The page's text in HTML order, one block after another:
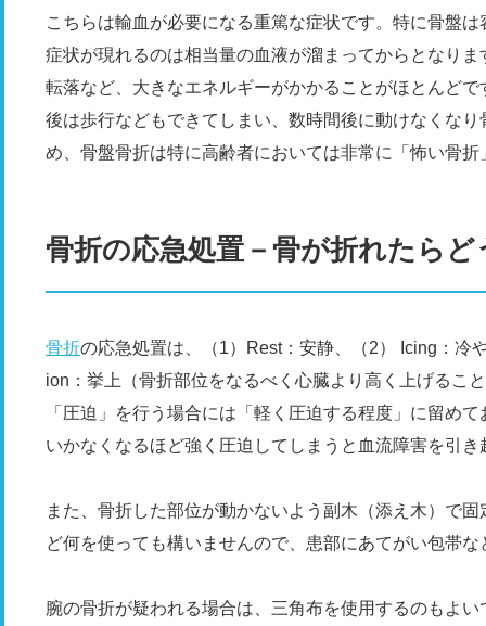
こちらは輸血が必要になる重篤な症状です。特に骨盤
症状が現れるのは相当量の血液が溜まってからとなり
転落など、大きなエネルギーがかかることがほとんど
後は歩行などもできてしまい、数時間後に動けなくな
め、骨盤骨折は特に高齢者においては非常に「怖い骨折
骨折の応急処置－骨が折れたら
骨折の応急処置は、（1）Rest：安静、（2） Icing：冷
ion：挙上（骨折部位をなるべく心臓より高く上げるこ
「圧迫」を行う場合には「軽く圧迫する程度」に留め
いかなくなるほど強く圧迫してしまうと血流障害を引
また、骨折した部位が動かないよう副木（添え木）で
ど何を使っても構いませんので、患部にあてがい包帯
腕の骨折が疑われる場合は、三角布を使用するのもよい